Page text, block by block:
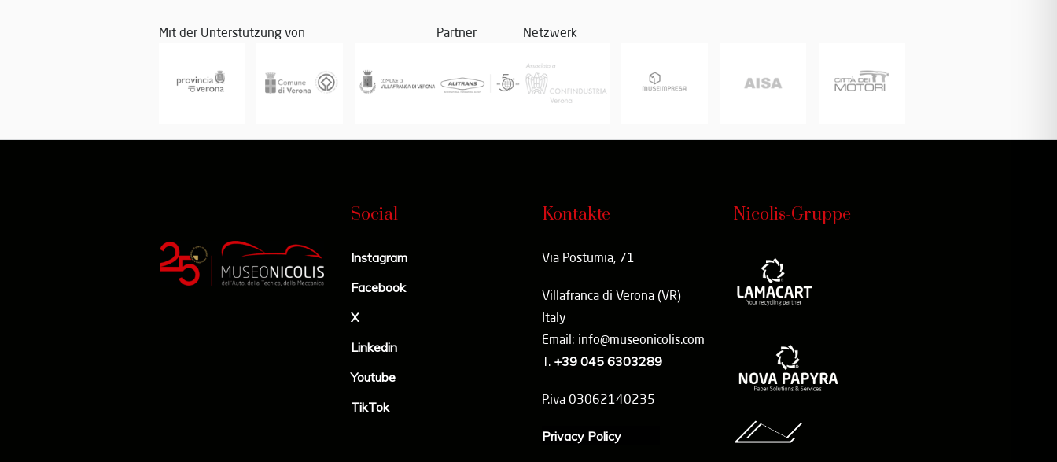
Mit der Unterstützung von Partner Netzwerk
Social
Instagram
Facebook
X
Linkedin
Youtube
TikTok
Kontakte
Via Postumia, 71
Villafranca di Verona (VR)
Italy
Email: info@museonicolis.com
T. +39 045 6303289
P.iva 03062140235
Privacy Policy
Nicolis-Gruppe